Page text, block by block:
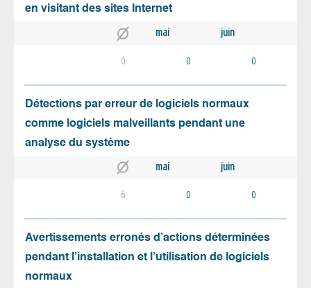
en visitant des sites Internet
mai juin
0 0 0
Détections par erreur de logiciels normaux
comme logiciels malveillants pendant une
analyse du système
mai juin
6 0 0
Avertissements erronés d’actions déterminées
pendant l’installation et l’utilisation de logiciels
normaux